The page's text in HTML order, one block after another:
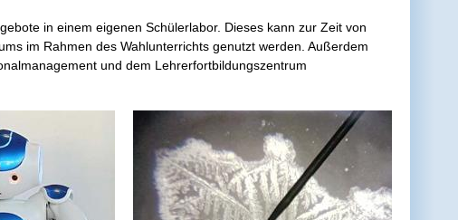
in einem eigenen Schülerlabor. Dieses kann zur Zeit von
im Rahmen des Wahlunterrichts genutzt werden. Außerdem
und dem Lehrerfortbildungszentrum